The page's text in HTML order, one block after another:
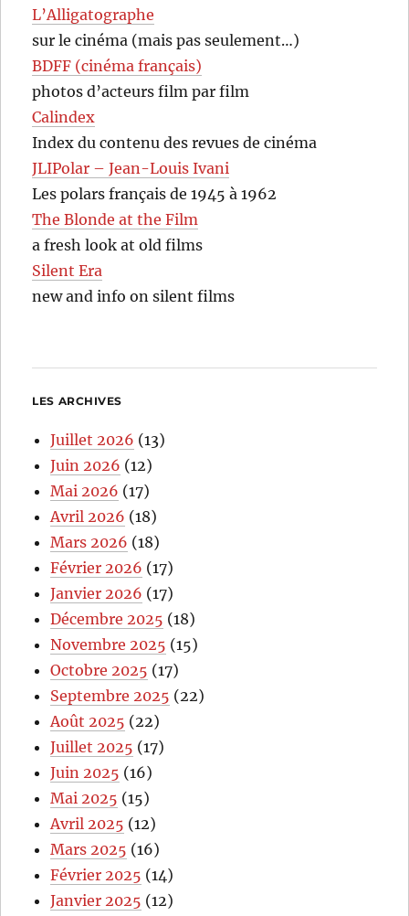
L’Alligatographe
sur le cinéma (mais pas seulement…)
BDFF (cinéma français)
photos d’acteurs film par film
Calindex
Index du contenu des revues de cinéma
JLIPolar – Jean-Louis Ivani
Les polars français de 1945 à 1962
The Blonde at the Film
a fresh look at old films
Silent Era
new and info on silent films
LES ARCHIVES
Juillet 2026 (13)
Juin 2026 (12)
Mai 2026 (17)
Avril 2026 (18)
Mars 2026 (18)
Février 2026 (17)
Janvier 2026 (17)
Décembre 2025 (18)
Novembre 2025 (15)
Octobre 2025 (17)
Septembre 2025 (22)
Août 2025 (22)
Juillet 2025 (17)
Juin 2025 (16)
Mai 2025 (15)
Avril 2025 (12)
Mars 2025 (16)
Février 2025 (14)
Janvier 2025 (12)